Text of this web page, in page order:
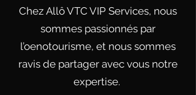
Chez Allô VTC VIP Services, nous
sommes passionnés par
l’oenotourisme, et nous sommes
ravis de partager avec vous notre
expertise.